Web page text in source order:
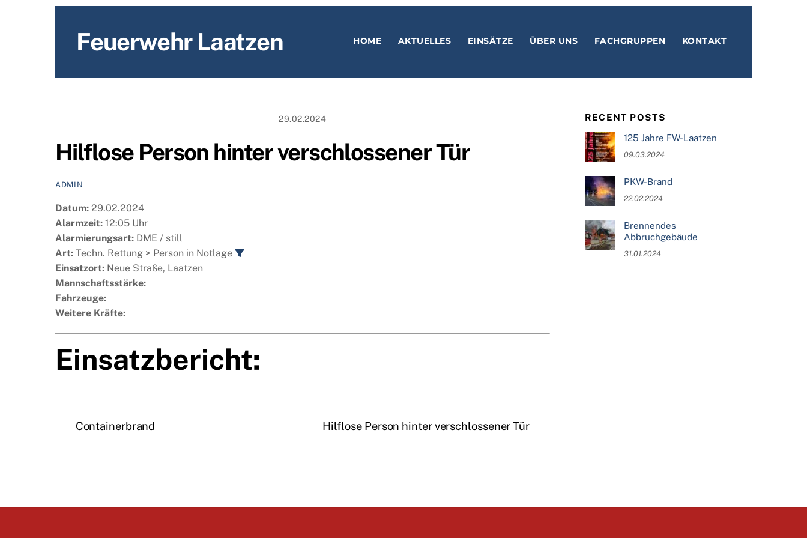
Feuerwehr Laatzen HOME AKTUELLES EINSÄTZE ÜBER UNS FACHGRUPPEN KONTAKT
29.02.2024
Hilflose Person hinter verschlossener Tür
ADMIN
Datum: 29.02.2024
Alarmzeit: 12:05 Uhr
Alarmierungsart: DME / still
Art: Techn. Rettung > Person in Notlage
Einsatzort: Neue Straße, Laatzen
Mannschaftsstärke:
Fahrzeuge:
Weitere Kräfte:
Einsatzbericht:
Containerbrand Hilflose Person hinter verschlossener Tür
RECENT POSTS
125 Jahre FW-Laatzen
09.03.2024
PKW-Brand
22.02.2024
Brennendes
Abbruchgebäude
31.01.2024